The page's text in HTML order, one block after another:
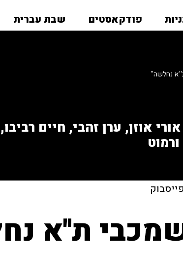
פודקאסטים שבת עברית
נחלשה"
אוזן, ערן זהבי, חיים רביבו,
פייסבוק
ת''א